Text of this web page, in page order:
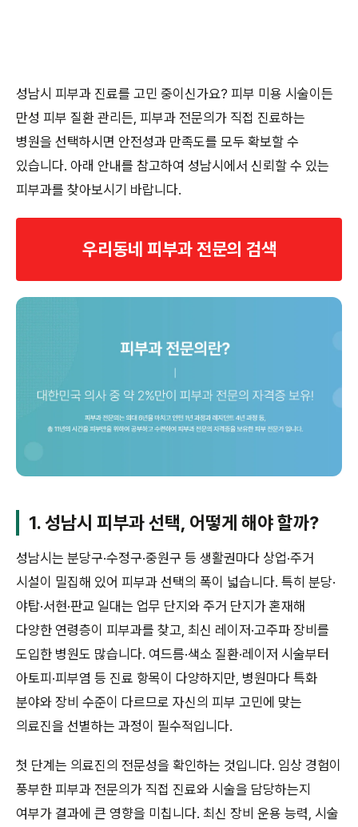
성남시 피부과 진료를 고민 중이신가요? 피부 미용 시술이든
만성 피부 질환 관리든, 피부과 전문의가 직접 진료하는
병원을 선택하시면 안전성과 만족도를 모두 확보할 수
있습니다. 아래 안내를 참고하여 성남시에서 신뢰할 수 있는
피부과를 찾아보시기 바랍니다.
우리동네 피부과 전문의 검색
1. 성남시 피부과 선택, 어떻게 해야 할까?
성남시는 분당구·수정구·중원구 등 생활권마다 상업·주거
시설이 밀집해 있어 피부과 선택의 폭이 넓습니다. 특히 분당·
야탑·서현·판교 일대는 업무 단지와 주거 단지가 혼재해
다양한 연령층이 피부과를 찾고, 최신 레이저·고주파 장비를
도입한 병원도 많습니다. 여드름·색소 질환·레이저 시술부터
아토피·피부염 등 진료 항목이 다양하지만, 병원마다 특화
분야와 장비 수준이 다르므로 자신의 피부 고민에 맞는
의료진을 선별하는 과정이 필수적입니다.
첫 단계는 의료진의 전문성을 확인하는 것입니다. 임상 경험이
풍부한 피부과 전문의가 직접 진료와 시술을 담당하는지
여부가 결과에 큰 영향을 미칩니다. 최신 장비 운용 능력, 시술